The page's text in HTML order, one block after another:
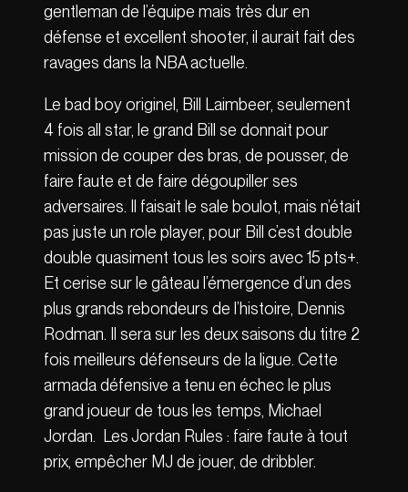
gentleman de l’équipe mais très dur en
défense et excellent shooter, il aurait fait des
ravages dans la NBA actuelle.
Le bad boy originel, Bill Laimbeer, seulement
4 fois all star, le grand Bill se donnait pour
mission de couper des bras, de pousser, de
faire faute et de faire dégoupiller ses
adversaires. Il faisait le sale boulot, mais n’était
pas juste un role player, pour Bill c’est double
double quasiment tous les soirs avec 15 pts+.
Et cerise sur le gâteau l’émergence d’un des
plus grands rebondeurs de l’histoire, Dennis
Rodman. Il sera sur les deux saisons du titre 2
fois meilleurs défenseurs de la ligue. Cette
armada défensive a tenu en échec le plus
grand joueur de tous les temps, Michael
Jordan. Les Jordan Rules : faire faute à tout
prix, empêcher MJ de jouer, de dribbler.